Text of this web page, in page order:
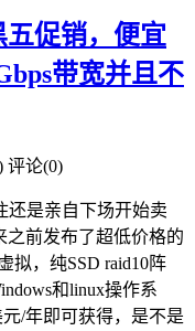
五促销，便宜
带宽并且不
评论(0)
还是亲自下场开始卖
之前发布了超低价格的
拟，纯SSD raid10阵
和linux操作系
/年即可获得，是不是